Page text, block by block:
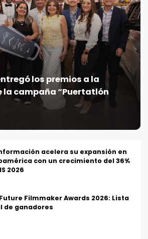
los premios a la
la campaña “Puertatlón
acelera su expansión en
con un crecimiento del 36%
2026
Filmmaker Awards 2026: Lista
de ganadores